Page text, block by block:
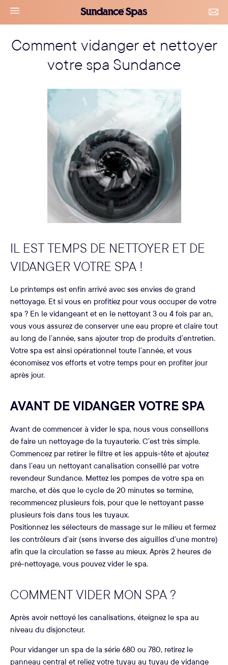
Accéder
navigation
menu
Sundance
Spas
Comment vidanger et nettoyer
votre spa Sundance
IL EST TEMPS DE NETTOYER ET DE
VIDANGER VOTRE SPA !
Le printemps est enfin arrivé avec ses envies de grand
nettoyage. Et si vous en profitiez pour vous occuper de votre
spa ? En le vidangeant et en le nettoyant 3 ou 4 fois par an,
vous vous assurez de conserver une eau propre et claire tout
au long de l’année, sans ajouter trop de produits d’entretien.
Votre spa est ainsi opérationnel toute l’année, et vous
économisez vos efforts et votre temps pour en profiter jour
après jour.
AVANT DE VIDANGER VOTRE SPA
Avant de commencer à vider le spa, nous vous conseillons
de faire un nettoyage de la tuyauterie. C’est très simple.
Commencez par retirer le filtre et les appuis-tête et ajoutez
dans l’eau un nettoyant canalisation conseillé par votre
revendeur Sundance. Mettez les pompes de votre spa en
marche, et dès que le cycle de 20 minutes se termine,
recommencez plusieurs fois, pour que le nettoyant passe
plusieurs fois dans tous les tuyaux.
Positionnez les sélecteurs de massage sur le milieu et fermez
les contrôleurs d’air (sens inverse des aiguilles d’une montre)
afin que la circulation se fasse au mieux. Après 2 heures de
pré-nettoyage, vous pouvez vider le spa.
COMMENT VIDER MON SPA ?
Après avoir nettoyé les canalisations, éteignez le spa au
niveau du disjoncteur.
Pour vidanger un spa de la série 680 ou 780, retirez le
panneau central et reliez votre tuyau au tuyau de vidange